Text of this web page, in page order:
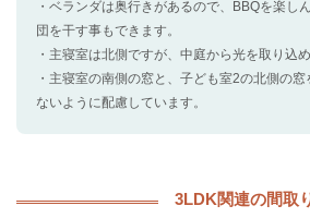
・ベランダは奥行きがあるので、BBQを楽し
団を干す事もできます。
・主寝室は北側ですが、中庭から光を取り込め
・主寝室の南側の窓と、子ども室2の北側の
ないように配慮しています。
3LDK関連の間取